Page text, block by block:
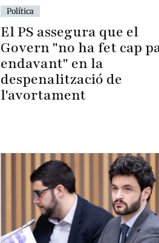
Política
El PS assegura que el
Govern "no ha fet cap
endavant" en la
despenalització de
l'avortament